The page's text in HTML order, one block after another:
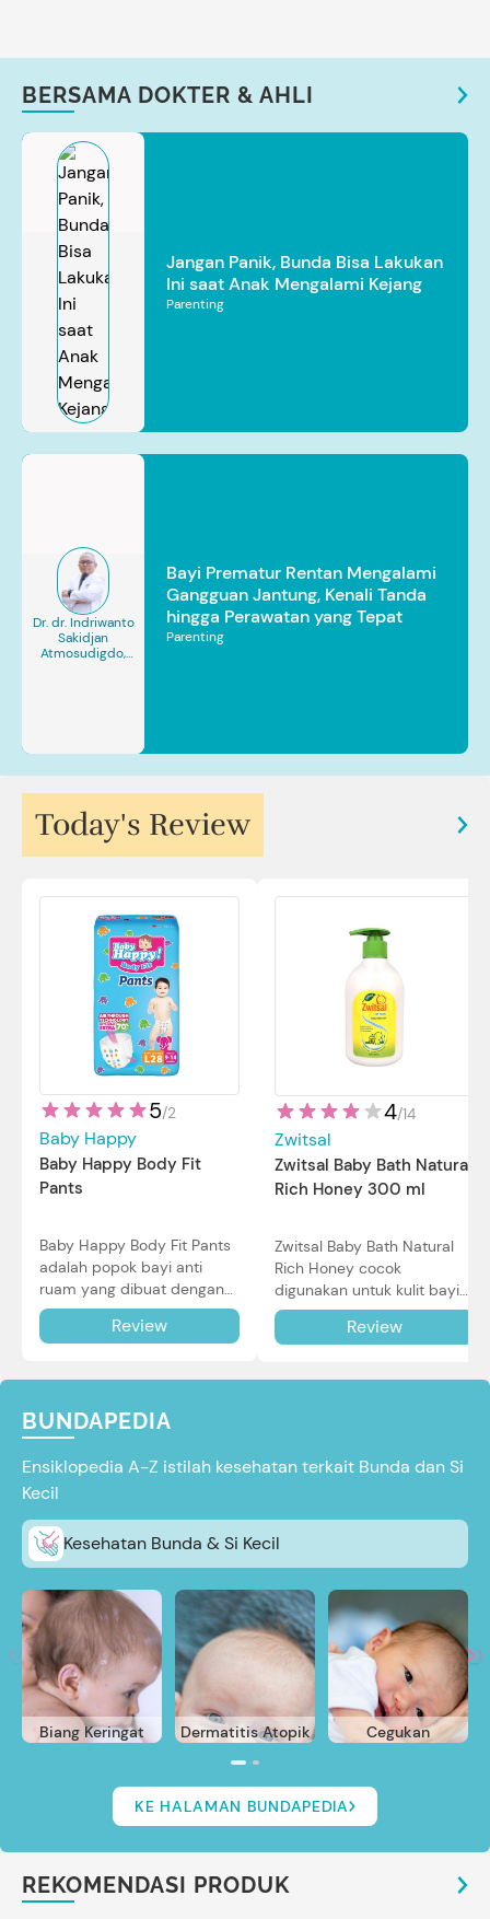
BERSAMA DOKTER & AHLI
Jangan Panik, Bunda Bisa Lakukan
Ini saat Anak Mengalami Kejang
Parenting
Dr. dr. Indriwanto
Sakidjan
Atmosudigdo,
Bayi Prematur Rentan Mengalami
Gangguan Jantung, Kenali Tanda
hingga Perawatan yang Tepat
Parenting
Today's Review
5/2
Baby Happy
Baby Happy Body Fit
Pants
Baby Happy Body Fit Pants
adalah popok bayi anti
ruam yang dibuat dengan
teknologi Air Through
Technology.Review
4/14
Zwitsal
Zwitsal Baby Bath Natural
Rich Honey 300 ml
Zwitsal Baby Bath Natural
Rich Honey cocok
digunakan untuk kulit bayi
baru lahir bahkan kulit
sensitif sekalipun. Simak
Review
BUNDAPEDIA
Ensiklopedia A-Z istilah kesehatan terkait Bunda dan Si
Kecil
Kesehatan Bunda & Si Kecil
Biang Keringat Dermatitis Atopik Cegukan
KE HALAMAN BUNDAPEDIA
REKOMENDASI PRODUK